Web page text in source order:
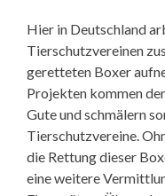
Hier in Deutschland
Tierschutzvereinen
geretteten Boxer
Projekten kommen
Gute und schmälern
Tierschutzvereine.
die Rettung dieser
eine weitere